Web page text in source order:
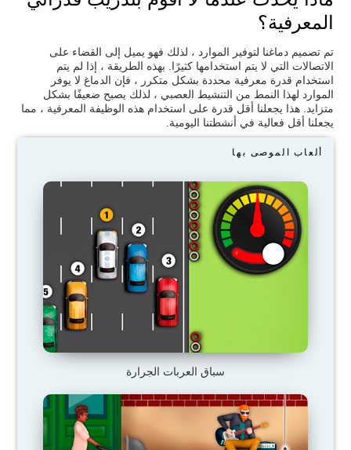
المعرفية؟
تم تصميم دماغنا لتوفير الموارد ، لذلك فهو يميل إلى القضاء على
الاتصالات التي لا يتم استخدامها كثيرًا. بهذه الطريقة ، إذا لم يتم
استخدام قدرة معرفية محددة بشكل متكرر ، فإن الدماغ لا يوفر
الموارد لهذا النمط من التنشيط العصبي ، لذلك يصبح ضعيفًا بشكل
متزايد. هذا يجعلنا أقل قدرة على استخدام هذه الوظيفة المعرفية ، مما
يجعلنا أقل فعالية في أنشطتنا اليومية.
ألعاب الموصى بها
سباق العربات الجرارة